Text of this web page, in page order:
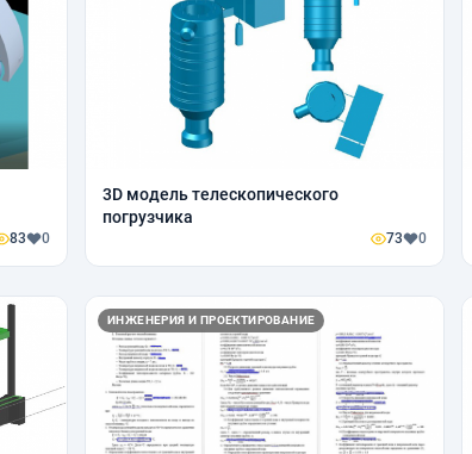
83 0
3D модель телескопического
погрузчика
73 0
ИНЖЕНЕРИЯ И ПРОЕКТИРОВАНИЕ